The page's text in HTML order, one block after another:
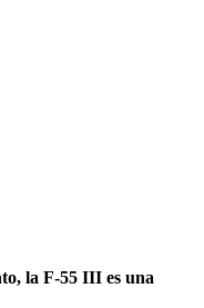
la F-55 III es una